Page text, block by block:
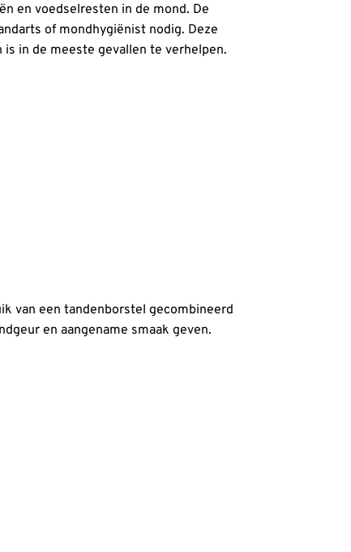
en voedselresten in de mond. De
of mondhygiënist nodig. Deze
in de meeste gevallen te verhelpen.
van een tandenborstel gecombineerd
en aangename smaak geven.